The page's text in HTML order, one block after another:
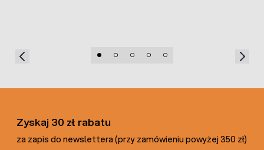
Zyskaj 30 zł rabatu
za zapis do newslettera (przy zamówieniu powyżej 350 zł)